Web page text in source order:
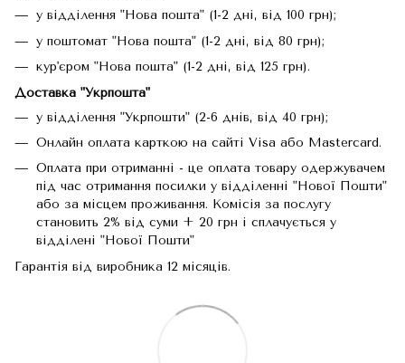
у відділення "Нова пошта" (1-2 дні, від 100 грн);
у поштомат "Нова пошта" (1-2 дні, від 80 грн);
кур'єром "Нова пошта" (1-2 дні, від 125 грн).
Доставка "Укрпошта"
у відділення "Укрпошти" (2-6 днів, від 40 грн);
Онлайн оплата карткою на сайті Visa або Mastercard.
Оплата при отриманні - це оплата товару одержувачем
під час отримання посилки у відділенні "Нової Пошти"
або за місцем проживання. Комісія за послугу
становить 2% від суми + 20 грн і сплачується у
відділені "Нової Пошти"
Гарантія від виробника 12 місяців.